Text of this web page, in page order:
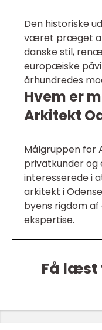
Den historiske
været præget af
danske stil,
europæiske
århundredes
Hvem er
Arkitekt
Målgruppen for
privatkunder og
interesserede i
arkitekt i
byens rigdom
ekspertise.
Få læst